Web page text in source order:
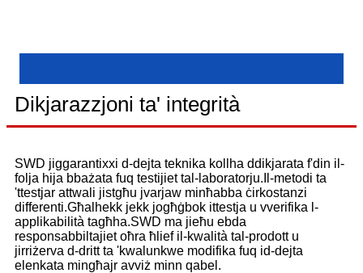
Dikjarazzjoni ta' integrità
SWD jiggarantixxi d-dejta teknika kollha ddikjarata f'din il-
folja hija bbażata fuq testijiet tal-laboratorju.Il-metodi ta
'ttestjar attwali jistgħu jvarjaw minħabba ċirkostanzi
differenti.Għalhekk jekk jogħġbok ittestja u vverifika l-
applikabilità tagħha.SWD ma jieħu ebda
responsabbiltajiet oħra ħlief il-kwalità tal-prodott u
jirriżerva d-dritt ta 'kwalunkwe modifika fuq id-dejta
elenkata mingħajr avviż minn qabel.